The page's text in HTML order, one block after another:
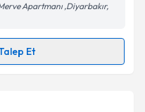
Apartmanı ,Diyarbakır,
Et
randevu takvimi talebi